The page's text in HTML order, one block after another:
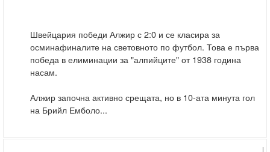
Швейцария победи Алжир с 2:0 и се класира за
осминафиналите на световното по футбол. Това е първа
победа в елиминации за "алпийците" от 1938 година
насам.
Алжир започна активно срещата, но в 10-ата минута гол
на Брийл Емболо...
|